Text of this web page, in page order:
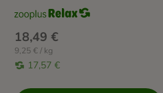
18,49 €
9,25 € / kg
17,57 €